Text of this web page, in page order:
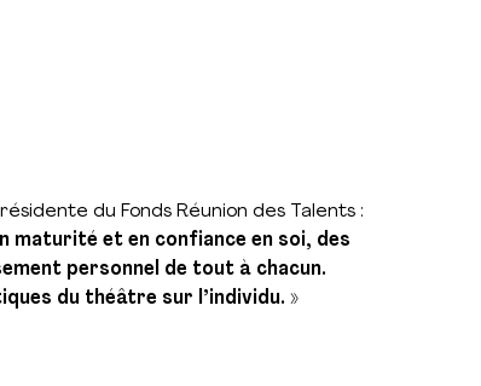
du Fonds Réunion des Talents :
maturité et en confiance en soi, des
personnel de tout à chacun.
du théâtre sur l’individu. »